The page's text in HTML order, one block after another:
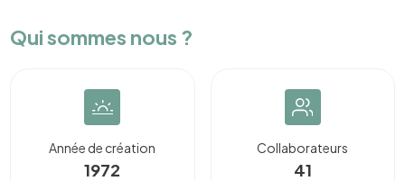
Qui sommes nous ?
Année de création
1972
Collaborateurs
41